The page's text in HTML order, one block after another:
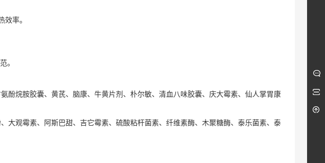
率。
。
酚烷胺胶囊、黄芪、脑康、牛黄片剂、朴尔敏、清血八味胶囊、庆大霉素、仙人掌胃康
大观霉素、阿斯巴甜、吉它霉素、硫酸粘杆菌素、纤维素酶、木聚糖酶、泰乐菌素、泰